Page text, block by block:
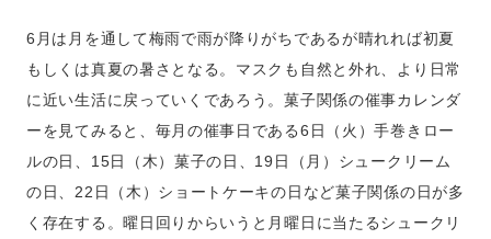
6月は月を通して梅雨で雨が降りがちであるが晴れれば初夏
もしくは真夏の暑さとなる。マスクも自然と外れ、より日常
に近い生活に戻っていくであろう。菓子関係の催事カレンダ
ーを見てみると、毎月の催事日である6日（火）手巻きロー
ルの日、15日（木）菓子の日、19日（月）シュークリーム
の日、22日（木）ショートケーキの日など菓子関係の日が多
く存在する。曜日回りからいうと月曜日に当たるシュークリ